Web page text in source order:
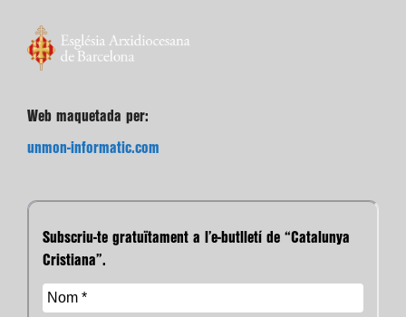
Web maquetada per:
unmon-informatic.com
Subscriu-te gratuïtament a l’e-butlletí de “Catalunya
Cristiana”.